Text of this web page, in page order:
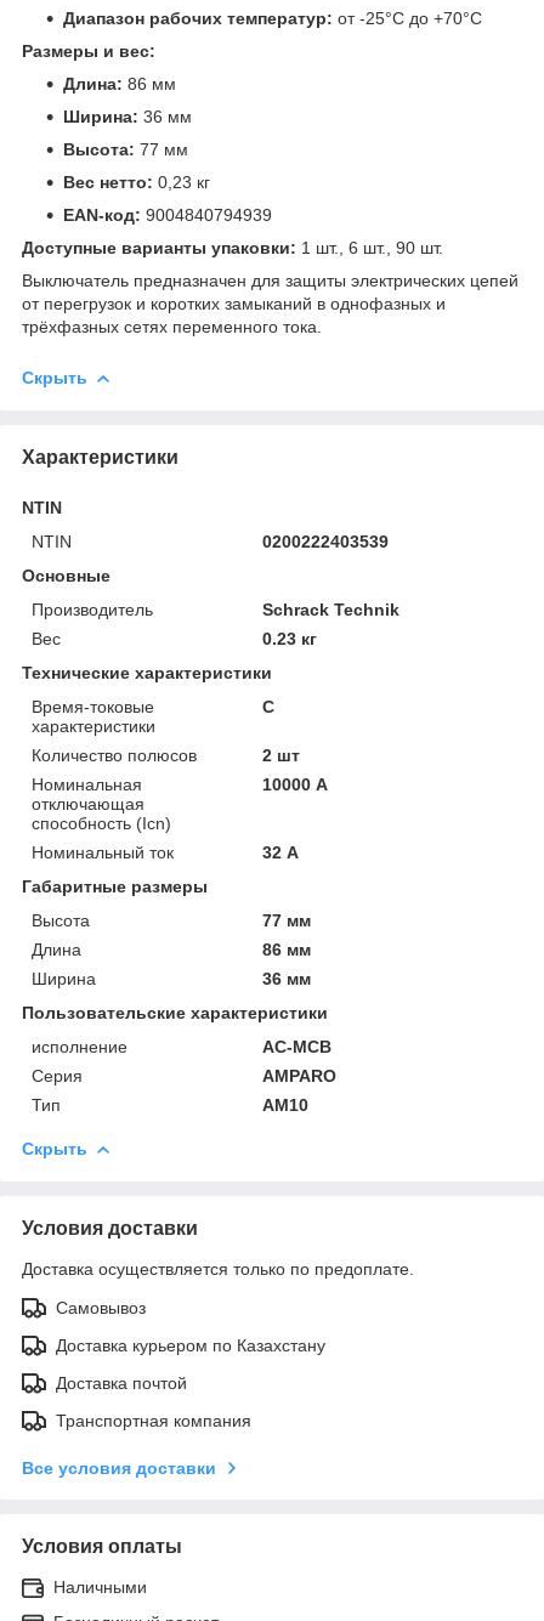
Диапазон рабочих температур: от -25°C до +70°C
Размеры и вес:
Длина: 86 мм
Ширина: 36 мм
Высота: 77 мм
Вес нетто: 0,23 кг
EAN-код: 9004840794939
Доступные варианты упаковки: 1 шт., 6 шт., 90 шт.
Выключатель предназначен для защиты электрических цепей
от перегрузок и коротких замыканий в однофазных и
трёхфазных сетях переменного тока.
Скрыть
Характеристики
NTIN
NTIN
0200222403539
Основные
Производитель
Schrack Technik
Вес
0.23 кг
Технические характеристики
Время-токовые
характеристики
C
Количество полюсов
2 шт
Номинальная
отключающая
способность (Icn)
10000 А
Номинальный ток
32 А
Габаритные размеры
Высота
77 мм
Длина
86 мм
Ширина
36 мм
Пользовательские характеристики
исполнение
AC-MCB
Серия
AMPARO
Тип
AM10
Скрыть
Условия доставки
Доставка осуществляется только по предоплате.
Самовывоз
Доставка курьером по Казахстану
Доставка почтой
Транспортная компания
Все условия доставки
Условия оплаты
Наличными